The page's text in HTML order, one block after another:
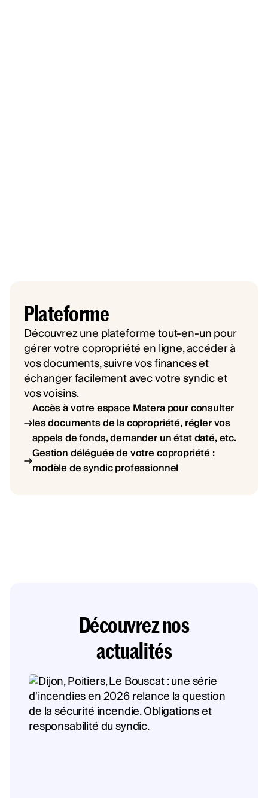
Plateforme
Découvrez une plateforme tout-en-un pour
gérer votre copropriété en ligne, accéder à
vos documents, suivre vos finances et
échanger facilement avec votre syndic et
vos voisins.
Accès à votre espace Matera pour consulter
les documents de la copropriété, régler vos
appels de fonds, demander un état daté, etc.
Gestion déléguée de votre copropriété :
modèle de syndic professionnel
Découvrez nos
actualités